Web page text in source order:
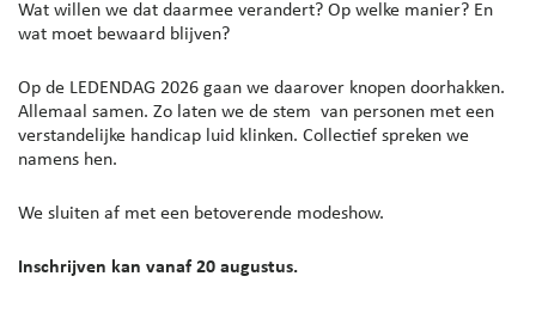
Wat willen we dat daarmee verandert? Op welke manier? En
wat moet bewaard blijven?
Op de LEDENDAG 2026 gaan we daarover knopen doorhakken.
Allemaal samen. Zo laten we de stem van personen met een
verstandelijke handicap luid klinken. Collectief spreken we
namens hen.
We sluiten af met een betoverende modeshow.
Inschrijven kan vanaf 20 augustus.